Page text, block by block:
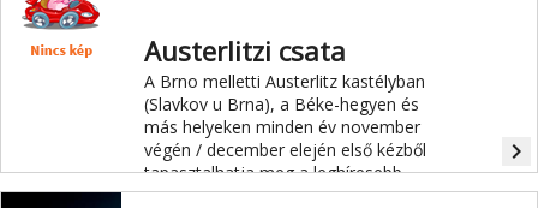
Austerlitzi csata
A Brno melletti Austerlitz kastélyban
(Slavkov u Brna), a Béke-hegyen és
más helyeken minden év november
végén / december elején első kézből
tapasztalhatja meg a leghíresebb
napóleoni csatát, az austerlitz-i
navigate_next